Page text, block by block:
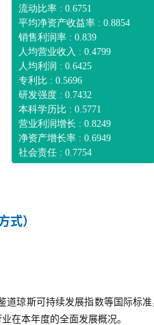
流动比率 : 0.6751
平均净资产收益率 : 0.8854
销售利润率 : 0.839
人均营业收入 : 0.4799
人均利润 : 0.6425
专利比 : 0.5696
研发强度 : 0.7432
本科学历比 : 0.5771
营业利润增长 : 0.8249
净资产增长率 : 0.6949
社会责任 : 0.7754
式）
琼斯可持续发展指数等国际标
在本年度的全面发展概况。